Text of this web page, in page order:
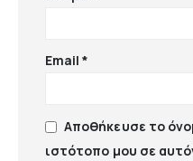
Email*
Αποθήκευσε το
ιστότοπο μου σε